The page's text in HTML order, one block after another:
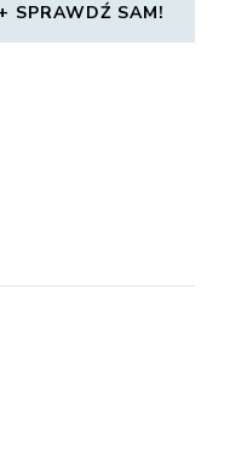
SPRAWDŹ SAM!